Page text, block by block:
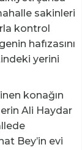
sakinleri
kontrol
hafızasını
yerini
konağın
Ali Haydar
Bey’in evi